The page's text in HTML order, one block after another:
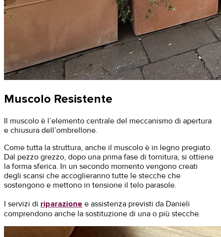
Muscolo Resistente
Il muscolo è l’elemento centrale del meccanismo di apertura
e chiusura dell’ombrellone.
Come tutta la struttura, anche il muscolo è in legno pregiato.
Dal pezzo grezzo, dopo una prima fase di tornitura, si ottiene
la forma sferica. In un secondo momento vengono creati
degli scansi che accoglieranno tutte le stecche che
sostengono e mettono in tensione il telo parasole.
I servizi di riparazione e assistenza previsti da Danieli
comprendono anche la sostituzione di una o più stecche.